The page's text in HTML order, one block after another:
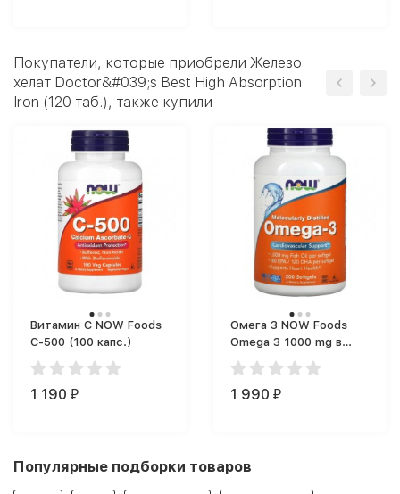
Покупатели, которые приобрели Железо
хелат Doctor&#039;s Best High Absorption
Iron (120 таб.), также купили
Витамин C NOW Foods
C-500 (100 капс.)
1 190 ₽
Омега 3 NOW Foods
Omega 3 1000 mg в
капсулах (200 капс.)
1 990 ₽
Популярные подборки товаров